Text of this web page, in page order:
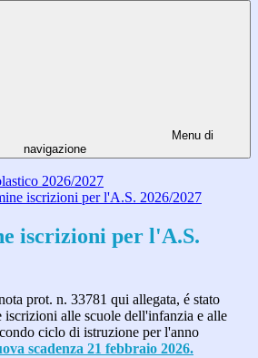
Menu di
navigazione
2026/2027
iscrizioni per l'A.S. 2026/2027
iscrizioni per l'A.S.
prot. n. 33781 qui allegata, é stato
alle scuole dell'infanzia e alle
ciclo di istruzione per l'anno
scadenza 21 febbraio 2026.